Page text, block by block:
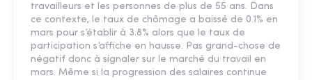
travailleurs et les personnes de plus de 55 ans. Dans
ce contexte, le taux de chômage a baissé de 0.1% en
mars pour s’établir à 3.8% alors que le taux de
participation s’affiche en hausse. Pas grand-chose de
négatif donc à signaler sur le marché du travail en
mars. Même si la progression des salaires continue